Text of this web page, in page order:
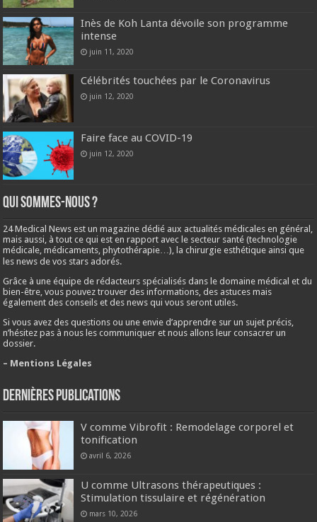
Inès de Koh Lanta dévoile son programme
intense
juin 11, 2020
Célébrités touchées par le Coronavirus
juin 12, 2020
Faire face au COVID-19
juin 12, 2020
Qui sommes-nous ?
24 Medical News est un magazine dédié aux actualités médicales en général,
mais aussi, à tout ce qui est en rapport avec le secteur santé (technologie
médicale, médicaments, phytothérapie…), la chirurgie esthétique ainsi que
les news de vos stars adorés.
Grâce à une équipe de rédacteurs spécialisés dans le domaine médical et du
bien-être, vous pouvez trouver des informations, des astuces mais
également des conseils et des news qui vous seront utiles.
Si vous avez des questions ou une envie d’apprendre sur un sujet précis,
n’hésitez pas à nous les communiquer et nous allons leur consacrer un
dossier.
– Mentions Légales
Dernières publications
V comme Vibrofit : Remodelage corporel et
tonification
avril 6, 2026
U comme Ultrasons thérapeutiques :
Stimulation tissulaire et régénération
mars 10, 2026